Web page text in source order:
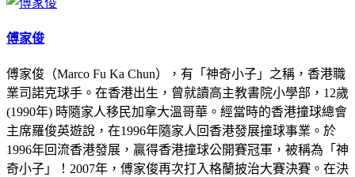
傅家俊
傅家俊（Marco Fu Ka Chun），有「神奇小子」之稱，香港職
業司諾克球手。在香港出生，曾就讀高主教書院小學部，12歲
(1990年) 時隨家人移民加拿大溫哥華。經當時的香港撞球總會
主席羅俊英遊說，在1996年隨家人回香港發展撞球事業。於
1996年回流香港發展，贏得香港撞球公開賽冠軍，被稱為「神
奇小子」！2007年，傅家俊再次打入格蘭披治大賽決賽。在決